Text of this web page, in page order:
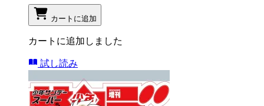
カートに追加
カートに追加しました
試し読み